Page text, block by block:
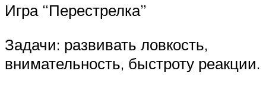
Игра “Перестрелка”
Задачи: развивать ловкость,
внимательность, быстроту реакции.